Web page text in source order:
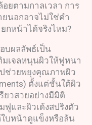
ยตามกาลเวลา การ
นอกอาจไม่ใช่คำ
กหน้าได้จริงไหม?
บผลลัพธ์เป็น
มเจลหนุนผิวให้ฟูหนา
ช่วยพยุงคุณภาพผิว
ตั้งแต่ชั้นใต้ผิว
ยวสวยอย่างมีมิติ
และผิวเด้งสปริงตัว
บหน้าดูแข็งหรือล้น